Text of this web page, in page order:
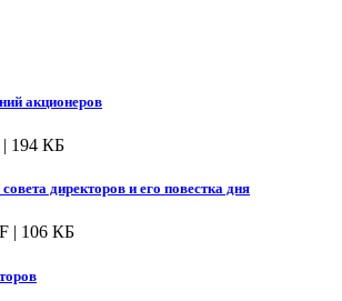
акционеров
| 194 КБ
директоров и его повестка дня
| 106 КБ